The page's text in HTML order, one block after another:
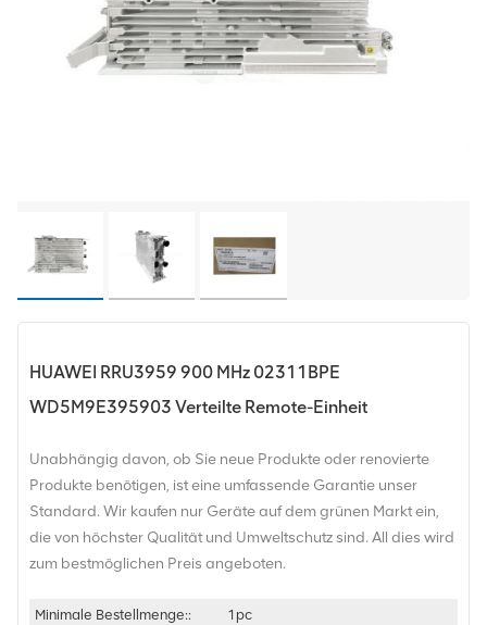
HUAWEI RRU3959 900 MHz 02311BPE
WD5M9E395903 Verteilte Remote-Einheit
Unabhängig davon, ob Sie neue Produkte oder renovierte
Produkte benötigen, ist eine umfassende Garantie unser
Standard. Wir kaufen nur Geräte auf dem grünen Markt ein,
die von höchster Qualität und Umweltschutz sind. All dies wird
zum bestmöglichen Preis angeboten.
Minimale Bestellmenge::
1pc